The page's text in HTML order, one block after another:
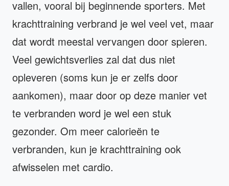
vallen, vooral bij beginnende sporters. Met
krachttraining verbrand je wel veel vet, maar
dat wordt meestal vervangen door spieren.
Veel gewichtsverlies zal dat dus niet
opleveren (soms kun je er zelfs door
aankomen), maar door op deze manier vet
te verbranden word je wel een stuk
gezonder. Om meer calorieën te
verbranden, kun je krachttraining ook
afwisselen met cardio.